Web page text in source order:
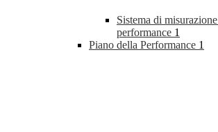
Sistema di
performance 1
Piano della Performance 1